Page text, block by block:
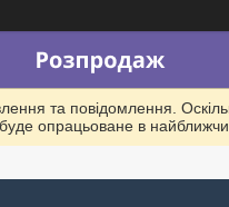
та повідомлення.
буде опрацьоване в